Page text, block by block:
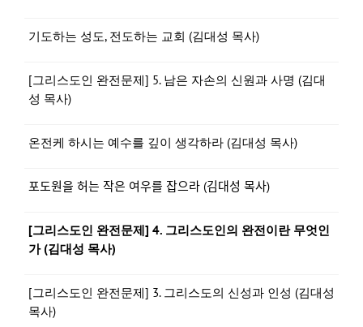
기도하는 성도, 전도하는 교회 (김대성 목사)
[그리스도인 완전문제] 5. 남은 자손의 신원과 사명 (김대
성 목사)
온전케 하시는 예수를 깊이 생각하라 (김대성 목사)
포도원을 허는 작은 여우를 잡으라 (김대성 목사)
[그리스도인 완전문제] 4. 그리스도인의 완전이란 무엇인
가 (김대성 목사)
[그리스도인 완전문제] 3. 그리스도의 신성과 인성 (김대성
목사)